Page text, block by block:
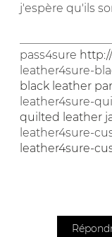
j'espère qu'ils
pass4sure
leather4sure-
black leather
leather4sure-
quilted leather
leather4sure-